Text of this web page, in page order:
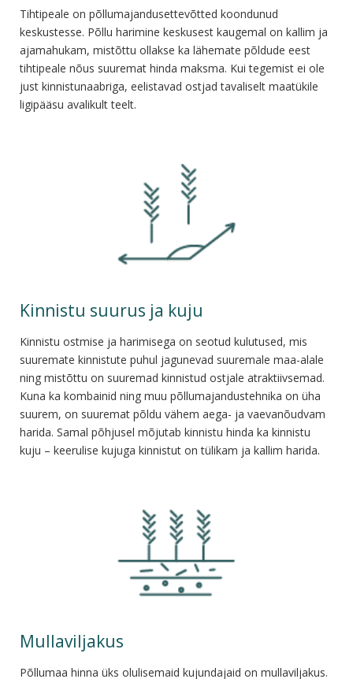
Tihtipeale on põllumajandusettevõtted koondunud
keskustesse. Põllu harimine keskusest kaugemal on kallim ja
ajamahukam, mistõttu ollakse ka lähemate põldude eest
tihtipeale nõus suuremat hinda maksma. Kui tegemist ei ole
just kinnistunaabriga, eelistavad ostjad tavaliselt maatükile
ligipääsu avalikult teelt.
Kinnistu suurus ja kuju
Kinnistu ostmise ja harimisega on seotud kulutused, mis
suuremate kinnistute puhul jagunevad suuremale maa-alale
ning mistõttu on suuremad kinnistud ostjale atraktiivsemad.
Kuna ka kombainid ning muu põllumajandustehnika on üha
suurem, on suuremat põldu vähem aega- ja vaevanõudvam
harida. Samal põhjusel mõjutab kinnistu hinda ka kinnistu
kuju – keerulise kujuga kinnistut on tülikam ja kallim harida.
Mullaviljakus
Põllumaa hinna üks olulisemaid kujundajaid on mullaviljakus.